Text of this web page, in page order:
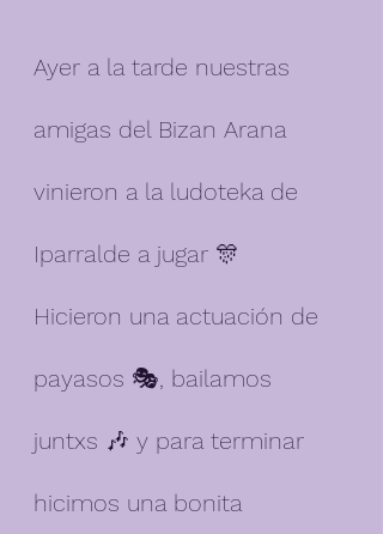
Ayer a la tarde nuestras
amigas del Bizan Arana
vinieron a la ludoteka de
Iparralde a jugar 🎊
Hicieron una actuación de
payasos 🎭, bailamos
juntxs 🎶 y para terminar
hicimos una bonita